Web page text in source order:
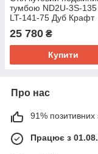
тумбою ND2U-3S-
LT-141-75 Дуб Крафт
золотий
25 780 ₴
Купити
Про нас
91% позитивних
Працює з